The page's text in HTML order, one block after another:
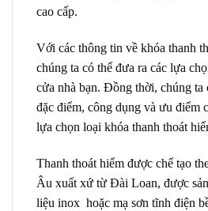
cao cấp.
Với các thông tin về khóa thanh
chúng ta có thể đưa ra các lựa
cửa nhà bạn. Đồng thời, chúng ta
đặc điểm, công dụng và ưu điểm
lựa chọn loại khóa thanh thoát
Thanh thoát hiểm được chế tạo
Âu xuất xứ từ Đài Loan, được
liệu inox hoặc mạ sơn tĩnh điện